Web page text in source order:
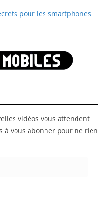
pour les smartphones
vidéos vous attendent
à vous abonner pour ne rien